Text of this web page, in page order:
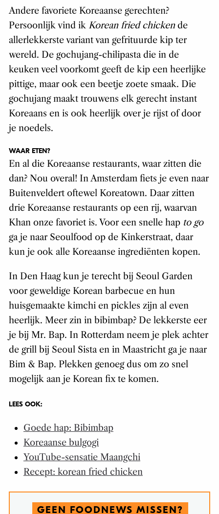
Andere favoriete Koreaanse gerechten?
Persoonlijk vind ik Korean fried chickende
allerlekkerste variant van gefrituurde kip ter
wereld. De gochujang-chilipasta die in de
keuken veel voorkomt geeft de kip een heerlijke
pittige, maar ook een beetje zoete smaak. Die
gochujang maakt trouwens elk gerecht instant
Koreaans en is ook heerlijk over je rijst of door
je noedels.
WAAR ETEN?
En al die Koreaanse restaurants, waar zitten die
dan? Nou overal! In Amsterdam fiets je even naar
Buitenveldert oftewel Koreatown. Daar zitten
drie Koreaanse restaurants op een rij, waarvan
Khan onze favoriet is. Voor een snelle hap to go
ga je naar Seoulfood op de Kinkerstraat, daar
kun je ook alle Koreaanse ingrediënten kopen.
In Den Haag kun je terecht bij Seoul Garden
voor geweldige Korean barbecue en hun
huisgemaakte kimchi en pickles zijn al even
heerlijk. Meer zin in bibimbap? De lekkerste eer
je bij Mr. Bap. In Rotterdam neem je plek achter
de grill bij Seoul Sista en in Maastricht ga je naar
Bim & Bap. Plekken genoeg dus om zo snel
mogelijk aan je Korean fix te komen.
LEES OOK:
Goede hap: Bibimbap
Koreaanse bulgogi
YouTube-sensatie Maangchi
Recept: korean fried chicken
GEEN FOODNEWS MISSEN?